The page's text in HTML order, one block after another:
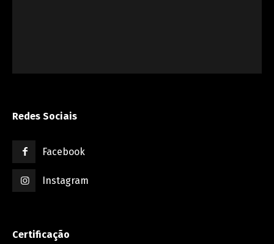
Redes Sociais
Facebook
Instagram
Certificação